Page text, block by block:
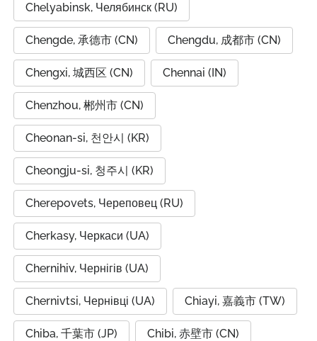
Chelyabinsk, Челябинск (RU)
Chengde, 承德市 (CN) Chengdu, 成都市 (CN)
Chengxi, 城西区 (CN) Chennai (IN)
Chenzhou, 郴州市 (CN)
Cheonan-si, 천안시 (KR)
Cheongju-si, 청주시 (KR)
Cherepovets, Череповец (RU)
Cherkasy, Черкаси (UA)
Chernihiv, Чернігів (UA)
Chernivtsi, Чернівці (UA) Chiayi, 嘉義市 (TW)
Chiba, 千葉市 (JP) Chibi, 赤壁市 (CN)